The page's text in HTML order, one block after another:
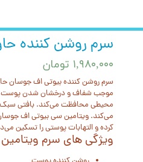
سرم روشن کننده
۱,۹۸۰,۰۰۰ تومان
سرم روشن کننده بیوتی اف جوسان
موجب شفاف و درخشان شدن پوست
محیطی محافظت می‌کند. بافتی
می‌کند. ویتامین سی بیوتی اف
کرده و التهابات پوستی را تسکین
ویژگی های سرم